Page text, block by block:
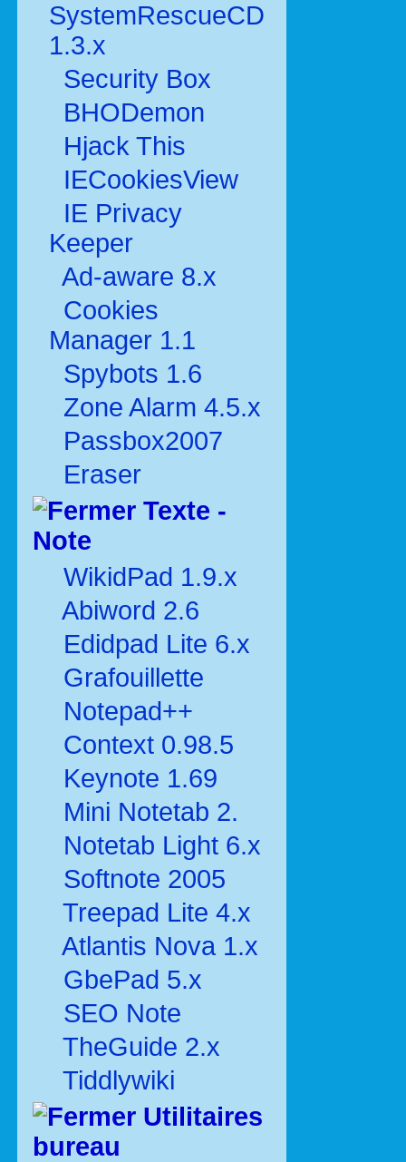
SystemRescueCD
1.3.x
Security Box
BHODemon
Hjack This
IECookiesView
IE Privacy
Keeper
Ad-aware 8.x
Cookies
Manager 1.1
Spybots 1.6
Zone Alarm 4.5.x
Passbox2007
Eraser
Texte -
Note
WikidPad 1.9.x
Abiword 2.6
Edidpad Lite 6.x
Grafouillette
Notepad++
Context 0.98.5
Keynote 1.69
Mini Notetab 2.
Notetab Light 6.x
Softnote 2005
Treepad Lite 4.x
Atlantis Nova 1.x
GbePad 5.x
SEO Note
TheGuide 2.x
Tiddlywiki
Utilitaires
bureau